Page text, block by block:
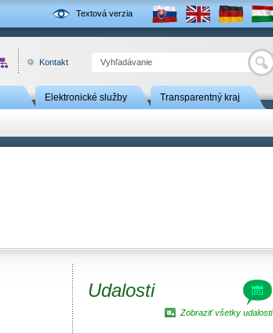
Textová verzia
Hľadať
Kontakt
Elektronické služby Transparentný kraj
Udalosti
Zobraziť všetky udalosti